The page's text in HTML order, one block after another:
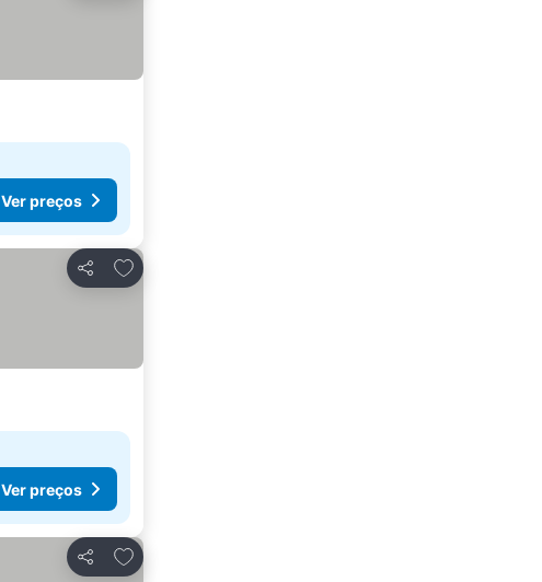
Ver preços
Partilhar
Adicionar aos favoritos
Ver preços
Partilhar
Adicionar aos favoritos